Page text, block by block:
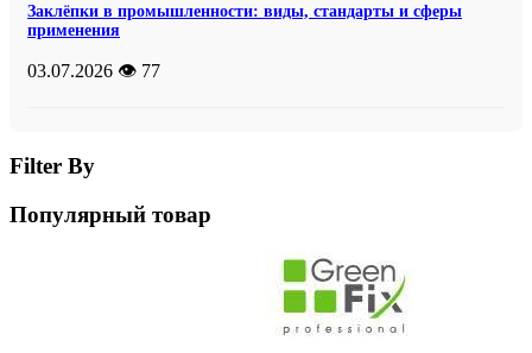
Заклёпки в промышленности: виды, стандарты и сферы
применения
03.07.2026 👁️ 77
Filter By
Популярный товар